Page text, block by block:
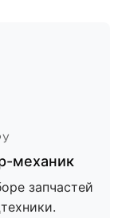
механик
запчастей